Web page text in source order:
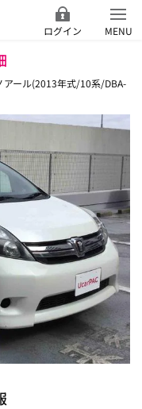
ログイン MENU
ール(2013年式/10系/DBA-